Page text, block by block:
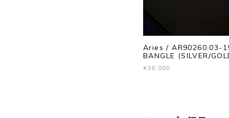
Aries / AR90260.03-
BANGLE (SILVER/
¥38,000